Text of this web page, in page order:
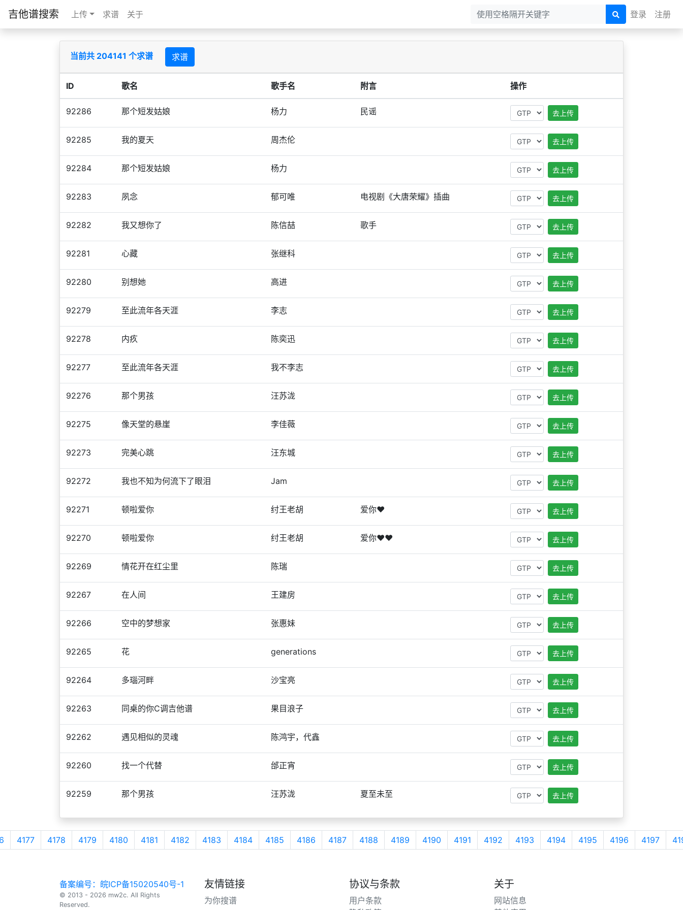
吉他谱搜索 上传 求谱 关于 登录 注册
当前共 204141 个求谱 求谱
ID 歌名 歌手名 附言 操作
92286 那个短发姑娘 杨力 民谣 去上传
92285 我的夏天 周杰伦 去上传
92284 那个短发姑娘 杨力 去上传
92283 夙念 郁可唯 电视剧《大唐荣耀》插曲 去上传
92282 我又想你了 陈信喆 歌手 去上传
92281 心藏 张继科 去上传
92280 别想她 高进 去上传
92279 至此流年各天涯 李志 去上传
92278 内疚 陈奕迅 去上传
92277 至此流年各天涯 我不李志 去上传
92276 那个男孩 汪苏泷 去上传
92275 像天堂的悬崖 李佳薇 去上传
92273 完美心跳 汪东城 去上传
92272 我也不知为何流下了眼泪 Jam 去上传
92271 顿啦爱你 纣王老胡 爱你❤ 去上传
92270 顿啦爱你 纣王老胡 爱你❤❤ 去上传
92269 情花开在红尘里 陈瑞 去上传
92267 在人间 王建房 去上传
92266 空中的梦想家 张惠妹 去上传
92265 花 generations 去上传
92264 多瑙河畔 沙宝亮 去上传
92263 同桌的你C调吉他谱 果目浪子 去上传
92262 遇见相似的灵魂 陈鸿宇，代鑫 去上传
92260 找一个代替 邰正宵 去上传
92259 那个男孩 汪苏泷 夏至未至 去上传
4177 4178 4179 4180 4181 4182 4183 4184 4185 4186 4187 4188 4189 4190 4191 4192 4193 4194 4195 4196 4197
备案编号：皖ICP备15020540号-1
© 2013 - 2026 mw2c. All Rights
Reserved.
友情链接
为你搜谱
协议与条款
用户条款
关于
网站信息